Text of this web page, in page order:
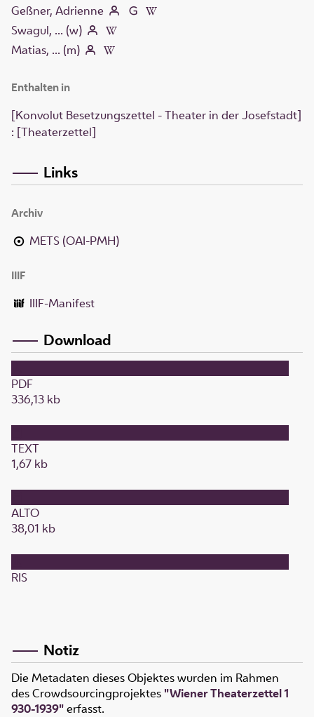
Enthalten in
[Konvolut Besetzungszettel - Theater in der Josefstadt]
: [Theaterzettel]
Geßner, Adrienne
Swagul, ... (w)
Matias, ... (m)
Links
Archiv
METS (OAI-PMH)
IIIF
IIIF-Manifest
Download
PDF
336,13 kb
TEXT
1,67 kb
ALTO
38,01 kb
RIS
Notiz
Die Metadaten dieses Objektes wurden im Rahmen
des Crowdsourcingprojektes "Wiener Theaterzettel 1
930-1939"erfasst.